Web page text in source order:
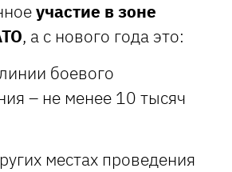
участие в зоне
, а с нового года это:
боевого
– не менее 10 тысяч
местах проведения